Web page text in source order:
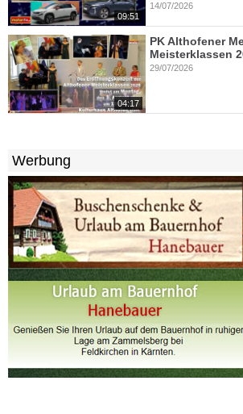
09:51
14/07/2026
04:17
PK Althofener
Meisterklassen
29/07/2026
Werbung